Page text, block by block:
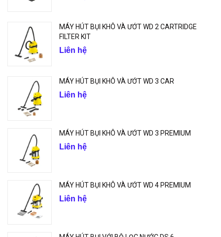
MÁY HÚT BỤI KHÔ VÀ ƯỚT WD 2 CARTRIDGE
FILTER KIT
Liên hệ
MÁY HÚT BỤI KHÔ VÀ ƯỚT WD 3 CAR
Liên hệ
MÁY HÚT BỤI KHÔ VÀ ƯỚT WD 3 PREMIUM
Liên hệ
MÁY HÚT BỤI KHÔ VÀ ƯỚT WD 4 PREMIUM
Liên hệ